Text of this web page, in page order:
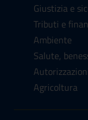
Giustizia e
Tributi e
Ambiente
Salute,
Agricoltura